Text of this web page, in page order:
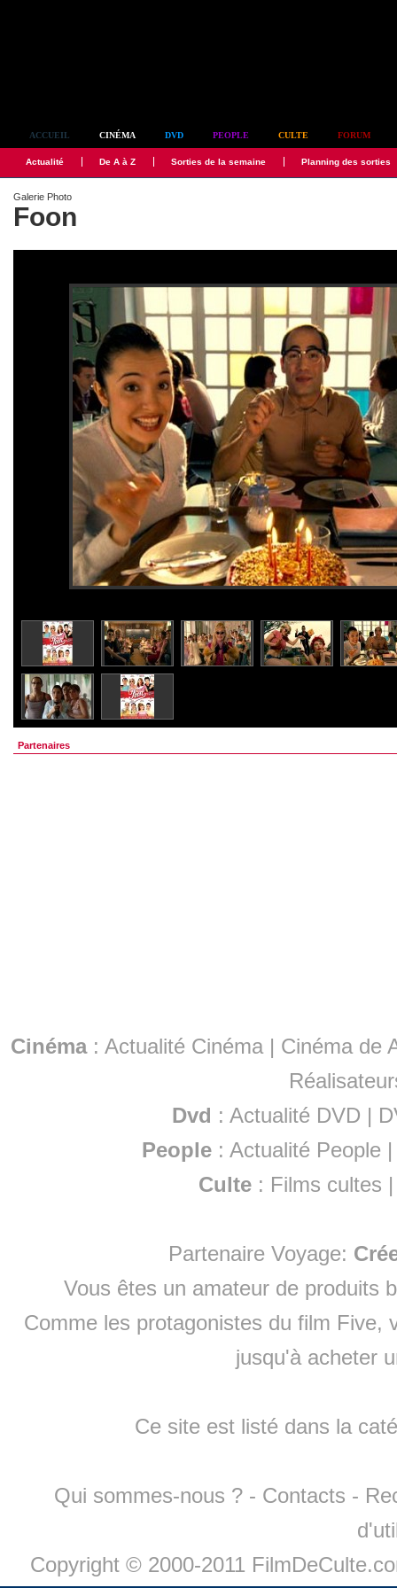
ACCUEIL CINÉMA DVD PEOPLE CULTE FORUM
Actualité De A à Z Sorties de la semaine Planning des sorties
Galerie Photo
Foon
Partenaires
Cinéma: Actualité Cinéma | Cinéma de
Dvd : Actualité DVD |
People :Actualité People
Culte : Films cultes
Partenaire Voyage:
Vous êtes un amateur de produits
Comme les protagonistes du film Five,
jusqu'à acheter
Ce site est listé dans la
Qui sommes-nous ? - Contacts -
Copyright © 2000-2011